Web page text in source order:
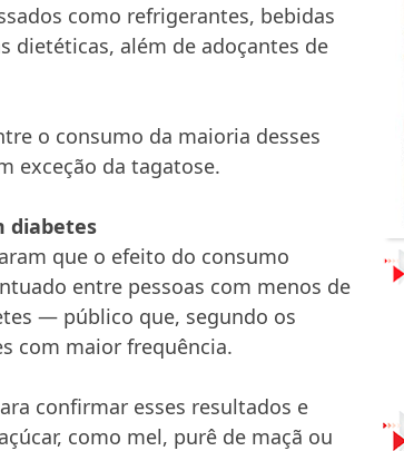
como refrigerantes, bebidas
dietéticas, além de adoçantes de
o consumo da maioria desses
exceção da tagatose.
diabetes
que o efeito do consumo
entre pessoas com menos de
— público que, segundo os
com maior frequência.
confirmar esses resultados e
como mel, purê de maçã ou